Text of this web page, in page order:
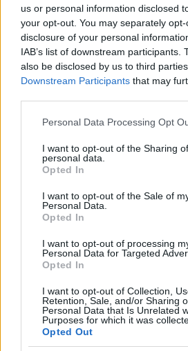
us or personal information disclosed
your opt-out. You may separately
disclosure of your personal
IAB’s list of downstream participants.
also be disclosed by us to third
Downstream Participants that may
Please note that this website/app
not limited to your visit or usage
grant or deny consent to Google and
use your data for below specified
consent section.
Personal Data Processing Opt
I want to opt-out of the Sharing
personal data.
Opted In
I want to opt-out of the Sale of
Personal Data.
Opted In
I want to opt-out of processing
Personal Data for Targeted
Opted In
I want to opt-out of Collection,
Retention, Sale, and/or Sharing
Personal Data that Is Unrelated
Purposes for which it was
Opted Out
NAÜ: 15 ezer iráni
centrifugát vont ki a
forgalomból az IDF
2025. június 17.